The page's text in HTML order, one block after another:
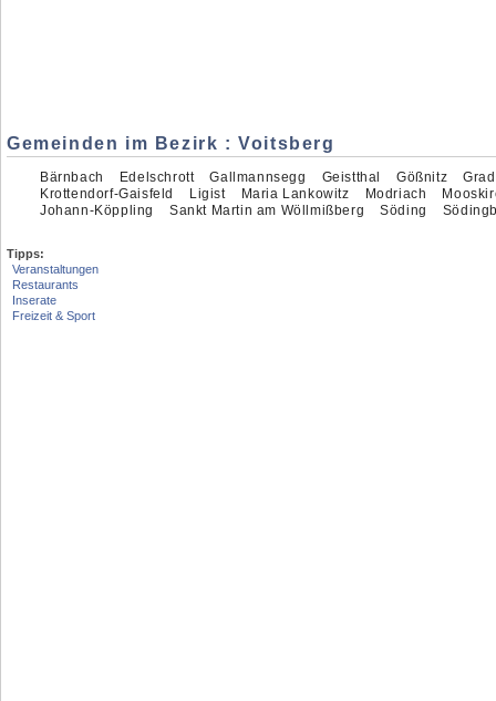
Gemeinden im Bezirk : Voitsberg
Bärnbach Edelschrott Gallmannsegg Geistthal Gößnitz
Krottendorf-Gaisfeld
Ligist Maria Lankowitz Modriach
Johann-Köppling
Sankt Martin am Wöllmißberg Söding
Tipps:
Veranstaltungen
Restaurants
Inserate
Freizeit & Sport